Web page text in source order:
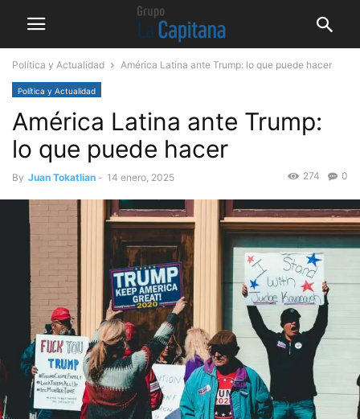
Política y Actualidad América Latina ante Trump: lo que puede hacer
Política y Actualidad
América Latina ante Trump:
lo que puede hacer
By Juan Tokatlian - 14 enero, 2025 0
274